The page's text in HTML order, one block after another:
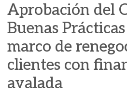
Aprobación del
Buenas
marco de
clientes con
avalada